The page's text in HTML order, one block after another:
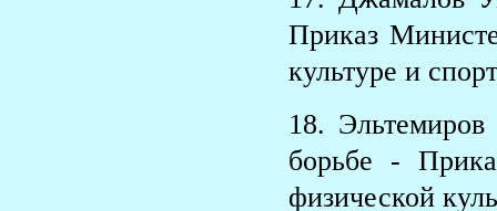
Приказ
культуре и
18.
борьбе -
физической